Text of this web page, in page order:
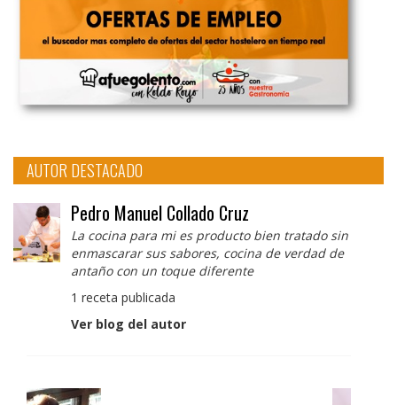
AUTOR DESTACADO
Pedro Manuel Collado Cruz
La cocina para mi es producto bien tratado sin
enmascarar sus sabores, cocina de verdad de
antaño con un toque diferente
1 receta publicada
Ver blog del autor